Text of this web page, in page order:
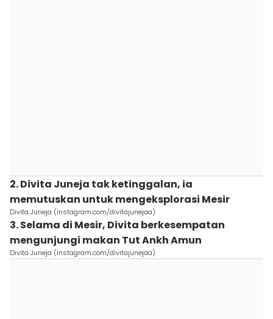
2. Divita Juneja tak ketinggalan, ia
memutuskan untuk mengeksplorasi Mesir
Divita Juneja (instagram.com/divitajunejaa)
3. Selama di Mesir, Divita berkesempatan
mengunjungi makan Tut Ankh Amun
Divita Juneja (instagram.com/divitajunejaa)